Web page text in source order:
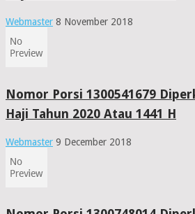
Webmaster 8 November 2018
Nomor Porsi 1300541679
Haji Tahun 2020 Atau 1441 H
Webmaster 9 December 2018